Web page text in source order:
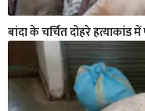
बांदा के चर्चित दोहरे हत्याकांड